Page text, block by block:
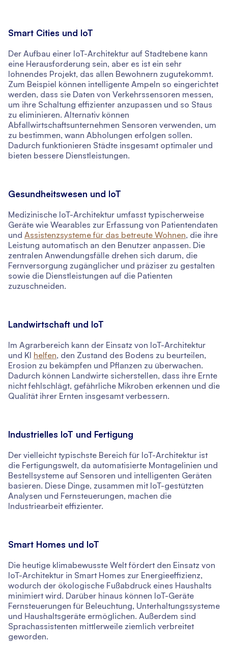
Smart Cities und IoT
Der Aufbau einer IoT-Architektur auf Stadtebene kann
eine Herausforderung sein, aber es ist ein sehr
lohnendes Projekt, das allen Bewohnern zugutekommt.
Zum Beispiel können intelligente Ampeln so eingerichtet
werden, dass sie Daten von Verkehrssensoren messen,
um ihre Schaltung effizienter anzupassen und so Staus
zu eliminieren. Alternativ können
Abfallwirtschaftsunternehmen Sensoren verwenden, um
zu bestimmen, wann Abholungen erfolgen sollen.
Dadurch funktionieren Städte insgesamt optimaler und
bieten bessere Dienstleistungen.
Gesundheitswesen und IoT
Medizinische IoT-Architektur umfasst typischerweise
Geräte wie Wearables zur Erfassung von Patientendaten
und Assistenzsysteme für das betreute Wohnen, die ihre
Leistung automatisch an den Benutzer anpassen. Die
zentralen Anwendungsfälle drehen sich darum, die
Fernversorgung zugänglicher und präziser zu gestalten
sowie die Dienstleistungen auf die Patienten
zuzuschneiden.
Landwirtschaft und IoT
Im Agrarbereich kann der Einsatz von IoT-Architektur
und KI helfen, den Zustand des Bodens zu beurteilen,
Erosion zu bekämpfen und Pflanzen zu überwachen.
Dadurch können Landwirte sicherstellen, dass ihre Ernte
nicht fehlschlägt, gefährliche Mikroben erkennen und die
Qualität ihrer Ernten insgesamt verbessern.
Industrielles IoT und Fertigung
Der vielleicht typischste Bereich für IoT-Architektur ist
die Fertigungswelt, da automatisierte Montagelinien und
Bestellsysteme auf Sensoren und intelligenten Geräten
basieren. Diese Dinge, zusammen mit IoT-gestützten
Analysen und Fernsteuerungen, machen die
Industriearbeit effizienter.
Smart Homes und IoT
Die heutige klimabewusste Welt fördert den Einsatz von
IoT-Architektur in Smart Homes zur Energieeffizienz,
wodurch der ökologische Fußabdruck eines Haushalts
minimiert wird. Darüber hinaus können IoT-Geräte
Fernsteuerungen für Beleuchtung, Unterhaltungssysteme
und Haushaltsgeräte ermöglichen. Außerdem sind
Sprachassistenten mittlerweile ziemlich verbreitet
geworden.